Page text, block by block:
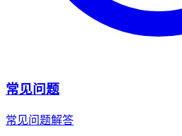
常见问题
常见问题解答